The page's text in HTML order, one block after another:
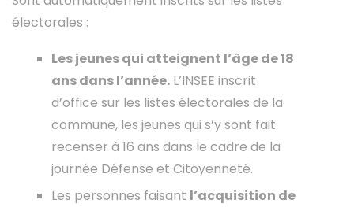
électorales :
Les jeunes qui atteignent l’âge de 18
ans dans l’année. L’INSEE inscrit
d’office sur les listes électorales de la
commune, les jeunes qui s’y sont fait
recenser à 16 ans dans le cadre de la
journée Défense et Citoyenneté.
Les personnes faisant l’acquisition de